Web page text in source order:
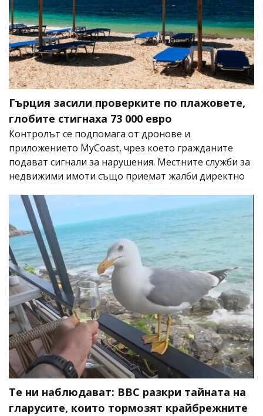
Гърция засили проверките по плажовете,
глобите стигнаха 73 000 евро
Контролът се подпомага от дронове и
приложението MyCoast, чрез което гражданите
подават сигнали за нарушения. Местните служби за
недвижими имоти също приемат жалби директно
Те ни наблюдават: BBC разкри тайната на
гларусите, които тормозят крайбрежните